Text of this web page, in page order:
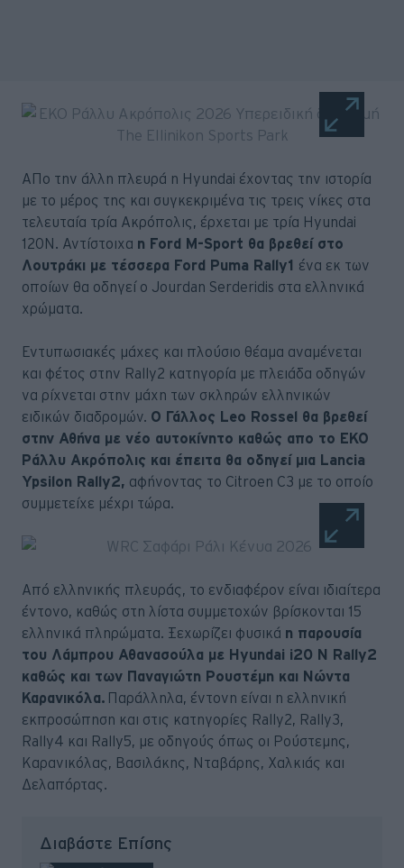
ΑΠο την άλλη πλευρά η Hyundai έχοντας την ιστορία
με το μέρος της και συγκεκριμένα τις τρεις νίκες στα
τελευταία τρία Ακρόπολις, έρχεται με τρία Hyundai
120N. Αντίστοιχα η Ford M-Sport θα βρεθεί στο
Λουτράκι με τέσσερα Ford Puma Rally1 ένα εκ των
οποίων θα οδηγεί ο Jourdan Serderidis στα ελληνικά
χρώματα.
Εντυπωσιακές μάχες και πλούσιο θέαμα αναμένεται
και φέτος στην Rally2 κατηγορία με πλειάδα οδηγών
να ρίχνεται στην μάχη των σκληρών ελληνικών
ειδικών διαδρομών. Ο Γάλλος Leo Rossel θα βρεθεί
στην Αθήνα με νέο αυτοκίνητο καθώς απο το ΕΚΟ
Ράλλυ Ακρόπολις και έπειτα θα οδηγεί μια Lancia
Ypsilon Rally2, αφήνοντας το Citroen C3 με το οποίο
συμμετείχε μέχρι τώρα.
Από ελληνικής πλευράς, το ενδιαφέρον είναι ιδιαίτερα
έντονο, καθώς στη λίστα συμμετοχών βρίσκονται 15
ελληνικά πληρώματα. Ξεχωρίζει φυσικά η παρουσία
του Λάμπρου Αθανασούλα με Hyundai i20 N Rally2
καθώς και των Παναγιώτη Ρουστέμη και Νώντα
Καρανικόλα. Παράλληλα, έντονη είναι η ελληνική
εκπροσώπηση και στις κατηγορίες Rally2, Rally3,
Rally4 και Rally5, με οδηγούς όπως οι Ρούστεμης,
Καρανικόλας, Βασιλάκης, Νταβάρης, Χαλκιάς και
Δελαπόρτας.
Διαβάστε Επίσης